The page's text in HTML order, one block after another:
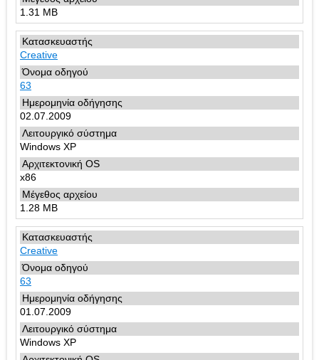
1.31 MB
Creative
63
02.07.2009
Windows XP
x86
1.28 MB
Creative
63
01.07.2009
Windows XP